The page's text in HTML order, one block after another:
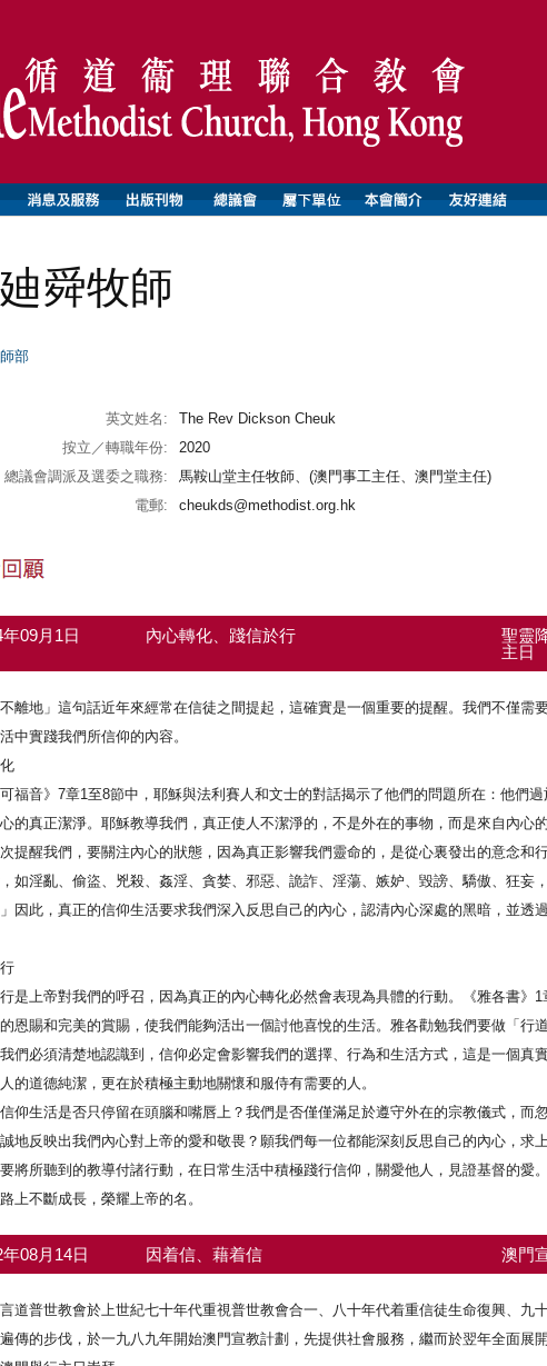
舜牧師
部
英文姓名:
The Rev Dickson Cheuk
按立／轉職年份:
2020
總議會調派及選委之職務:
馬鞍山堂主任牧師、(澳門事工主任、澳門堂主任)
電郵:
cheukds@methodist.org.hk
年09月1日 內心轉化、踐信於行
聖靈
主日
不離地」這句話近年來經常在信徒之間提起，這確實是一個重要的提醒。我們不僅需
中實踐我們所信仰的內容。
福音》7章1至8節中，耶穌與法利賽人和文士的對話揭示了他們的問題所在：他們
的真正潔淨。耶穌教導我們，真正使人不潔淨的，不是外在的事物，而是來自內心
提醒我們，要關注內心的狀態，因為真正影響我們靈命的，是從心裏發出的意念和
如淫亂、偷盜、兇殺、姦淫、貪婪、邪惡、詭詐、淫蕩、嫉妒、毀謗、驕傲、狂妄
因此，真正的信仰生活要求我們深入反思自己的內心，認清內心深處的黑暗，並透
是上帝對我們的呼召，因為真正的內心轉化必然會表現為具體的行動。《雅各書》
恩賜和完美的賞賜，使我們能夠活出一個討他喜悅的生活。雅各勸勉我們要做「行
們必須清楚地認識到，信仰必定會影響我們的選擇、行為和生活方式，這是一個真
的道德純潔，更在於積極主動地關懷和服侍有需要的人。
仰生活是否只停留在頭腦和嘴唇上？我們是否僅僅滿足於遵守外在的宗教儀式，而
地反映出我們內心對上帝的愛和敬畏？願我們每一位都能深刻反思自己的內心，求
將所聽到的教導付諸行動，在日常生活中積極踐行信仰，關愛他人，見證基督的愛
上不斷成長，榮耀上帝的名。
年08月14日 因着信、藉着信 澳門
道普世教會於上世紀七十年代重視普世教會合一、八十年代着重信徒生命復興、九
傳的步伐，於一九八九年開始澳門宣教計劃，先提供社會服務，繼而於翌年全面展